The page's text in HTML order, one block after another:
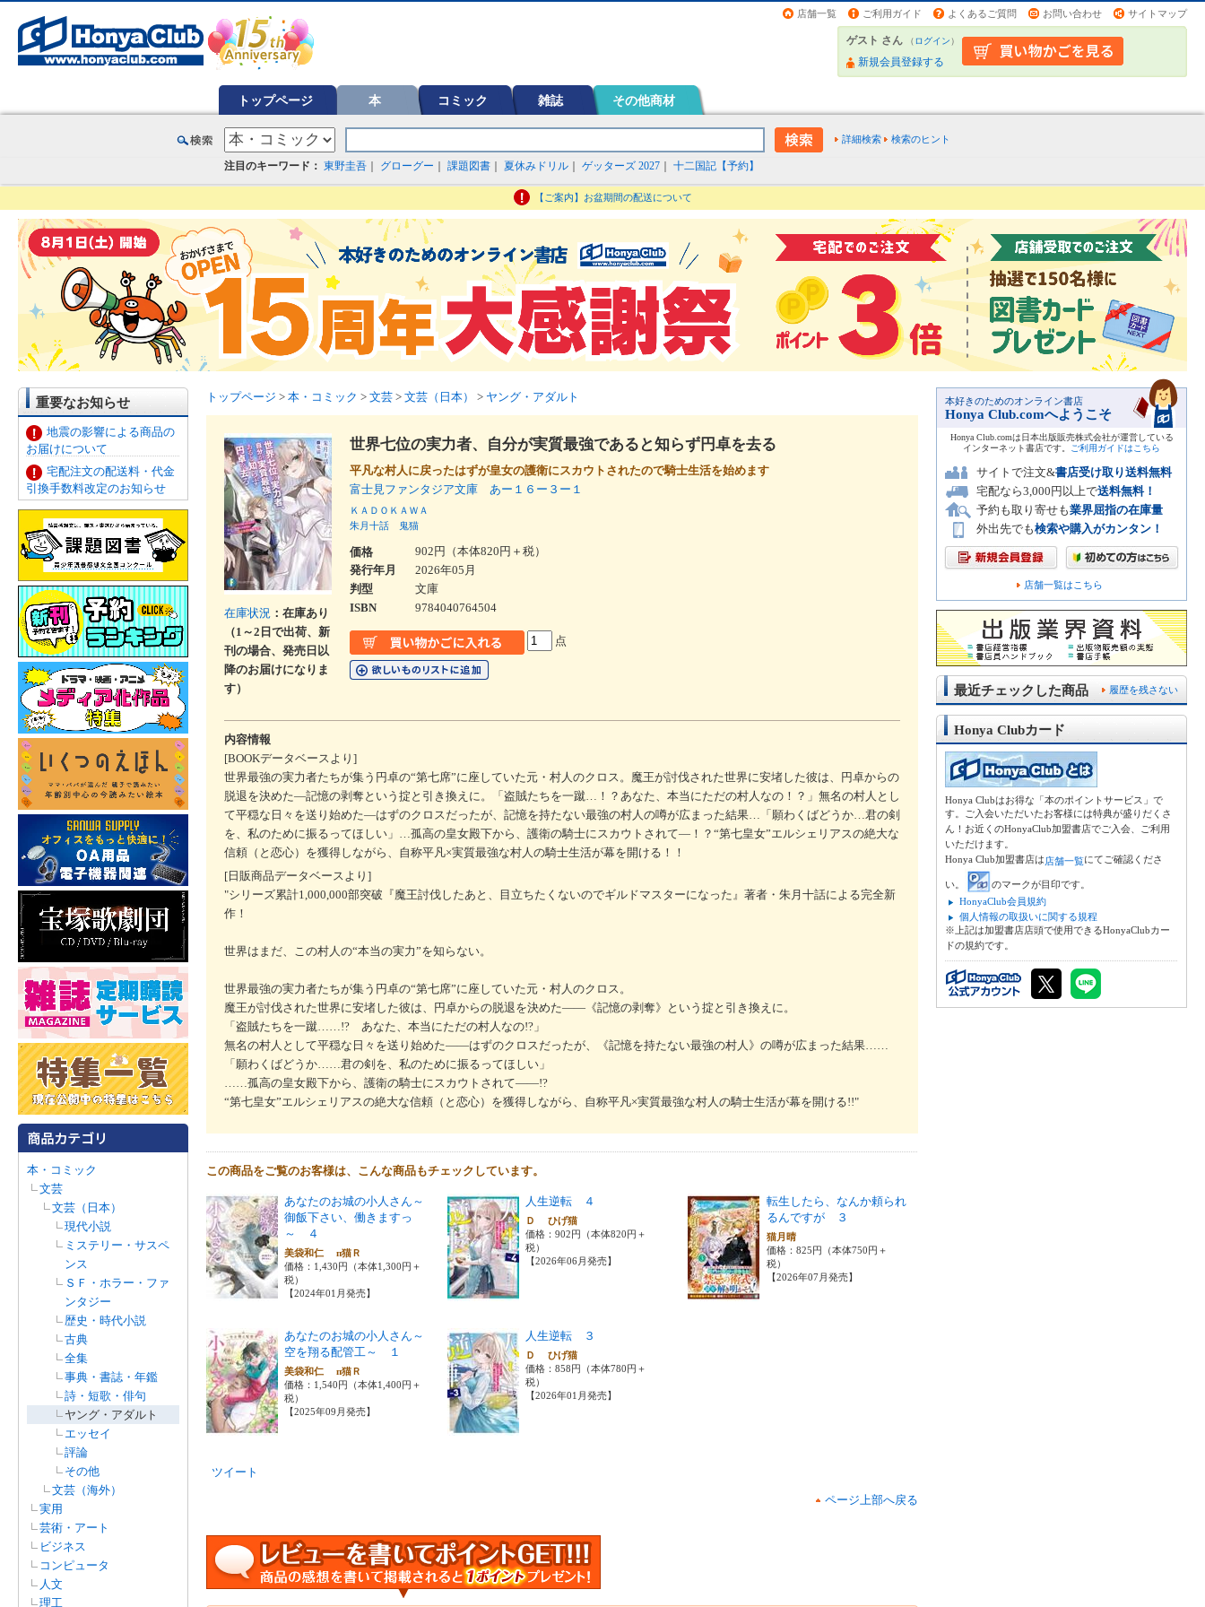
店舗一覧 ご利用ガイド よくあるご質問 お問い合わせ サイトマップ
ゲスト さん （ログイン）
新規会員登録する
トップページ 本 コミック 雑誌 その他商材
詳細検索 検索のヒント
注目のキーワード： 東野圭吾 グローグー 課題図書 夏休みドリル ゲッターズ 2027 十二国記【予約】
【ご案内】お盆期間の配送について
重要なお知らせ
地震の影響による商品の
お届けについて
宅配注文の配送料・代金
引換手数料改定のお知らせ
本・コミック
文芸
文芸（日本）
現代小説
ミステリー・サスペ
ンス
ＳＦ・ホラー・ファ
ンタジー
歴史・時代小説
古典
全集
事典・書誌・年鑑
詩・短歌・俳句
ヤング・アダルト
エッセイ
評論
その他
文芸（海外）
実用
芸術・アート
ビジネス
コンピュータ
人文
理工
トップページ > 本・コミック > 文芸 > 文芸（日本） > ヤング・アダルト
在庫状況 ：在庫あり
（1～2日で出荷、新
刊の場合、発売日以
降のお届けになりま
す）
世界七位の実力者、自分が実質最強であると知らず円卓を去る
平凡な村人に戻ったはずが皇女の護衛にスカウトされたので騎士生活を始めます
富士見ファンタジア文庫 あー１６ー３ー１
ＫＡＤＯＫＡＷＡ
朱月十話
鬼猫
価格
902円（本体820円＋税）
発行年月
2026年05月
判型
文庫
ISBN
9784040764504
点
内容情報
[BOOKデータベースより]
世界最強の実力者たちが集う円卓の“第七席”に座していた元・村人のクロス。魔王が討伐された世界に安堵した彼は、円卓からの
脱退を決めた―記憶の剥奪という掟と引き換えに。「盗賊たちを一蹴…！？あなた、本当にただの村人なの！？」無名の村人とし
て平穏な日々を送り始めた―はずのクロスだったが、記憶を持たない最強の村人の噂が広まった結果…「願わくばどうか…君の剣
を、私のために振るってほしい」…孤高の皇女殿下から、護衛の騎士にスカウトされて―！？“第七皇女”エルシェリアスの絶大な
信頼（と恋心）を獲得しながら、自称平凡×実質最強な村人の騎士生活が幕を開ける！！
[日販商品データベースより]
"シリーズ累計1,000,000部突破『魔王討伐したあと、目立ちたくないのでギルドマスターになった』著者・朱月十話による完全新
作！
世界はまだ、この村人の“本当の実力”を知らない。
世界最強の実力者たちが集う円卓の“第七席”に座していた元・村人のクロス。
魔王が討伐された世界に安堵した彼は、円卓からの脱退を決めた――《記憶の剥奪》という掟と引き換えに。
「盗賊たちを一蹴……!? あなた、本当にただの村人なの!?」
無名の村人として平穏な日々を送り始めた――はずのクロスだったが、《記憶を持たない最強の村人》の噂が広まった結果……
「願わくばどうか……君の剣を、私のために振るってほしい」
……孤高の皇女殿下から、護衛の騎士にスカウトされて――!?
“第七皇女”エルシェリアスの絶大な信頼（と恋心）を獲得しながら、自称平凡×実質最強な村人の騎士生活が幕を開ける!!"
この商品をご覧のお客様は、こんな商品もチェックしています。
あなたのお城の小人さん～
御飯下さい、働きますっ
～ ４
美袋和仁 п猫Ｒ
価格：1,430円（本体1,300円＋
税）
【2024年01月発売】
人生逆転 ４
Ｄ ひげ猫
価格：902円（本体820円＋
税）
【2026年06月発売】
転生したら、なんか頼られ
るんですが ３
猫月晴
価格：825円（本体750円＋
税）
【2026年07月発売】
あなたのお城の小人さん～
空を翔る配管工～ １
美袋和仁 п猫Ｒ
価格：1,540円（本体1,400円＋
税）
【2025年09月発売】
人生逆転 ３
Ｄ ひげ猫
価格：858円（本体780円＋
税）
【2026年01月発売】
ツイート
ページ上部へ戻る
本好きのためのオンライン書店
Honya Club.comへようこそ
Honya Club.comは日本出版販売株式会社が運営している
インターネット書店です。
ご利用ガイドはこちら
サイトで注文&書店受け取り送料無料
宅配なら3,000円以上で送料無料！
予約も取り寄せも業界屈指の在庫量
外出先でも検索や購入がカンタン！
店舗一覧はこちら
履歴を残さない
最近チェックした商品
Honya Clubカード
Honya Clubはお得な「本のポイントサービス」で
す。ご入会いただいたお客様には特典が盛りだくさ
ん！お近くのHonyaClub加盟書店でご入会、ご利用
いただけます。
Honya Club加盟書店は店舗一覧にてご確認くださ
い。
のマークが目印です。
HonyaClub会員規約
個人情報の取扱いに関する規程
※上記は加盟書店店頭で使用できるHonyaClubカー
ドの規約です。